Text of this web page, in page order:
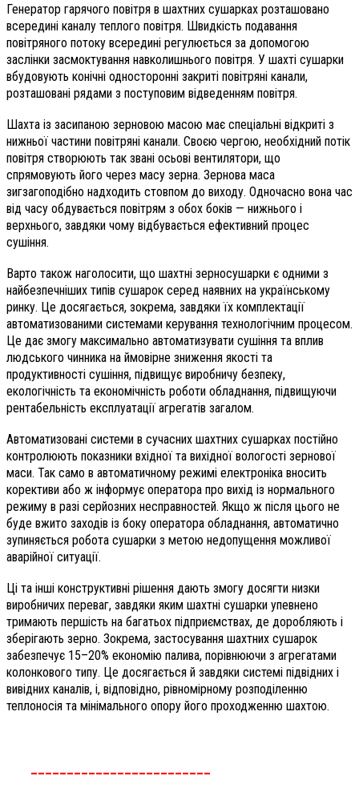
Генератор гарячого повітря в шахтних сушарках розташовано
всередині каналу теплого повітря. Швидкість подавання
повітряного потоку всередині регулюється за допомогою
заслінки засмоктування навколишнього повітря. У шахті сушарки
вбудовують конічні односторонні закриті повітряні канали,
розташовані рядами з поступовим відведенням повітря.
Шахта із засипаною зерновою масою має спеціальні відкриті з
нижньої частини повітряні канали. Своєю чергою, необхідний потік
повітря створюють так звані осьові вентилятори, що
спрямовують його через масу зерна. Зернова маса
зигзагоподібно надходить стовпом до виходу. Одночасно вона час
від часу обдувається повітрям з обох боків — нижнього і
верхнього, завдяки чому відбувається ефективний процес
сушіння.
Варто також наголосити, що шахтні зерносушарки є одними з
найбезпечніших типів сушарок серед наявних на українському
ринку. Це досягається, зокрема, завдяки їх комплектації
автоматизованими системами керування технологічним процесом.
Це дає змогу максимально автоматизувати сушіння та вплив
людського чинника на ймовірне зниження якості та
продуктивності сушіння, підвищує виробничу безпеку,
екологічність та економічність роботи обладнання, підвищуючи
рентабельність експлуатації агрегатів загалом.
Автоматизовані системи в сучасних шахтних сушарках постійно
контролюють показники вхідної та вихідної вологості зернової
маси. Так само в автоматичному режимі електроніка вносить
корективи або ж інформує оператора про вихід із нормального
режиму в разі серйозних несправностей. Якщо ж після цього не
буде вжито заходів із боку оператора обладнання, автоматично
зупиняється робота сушарки з метою недопущення можливої
аварійної ситуації.
Ці та інші конструктивні рішення дають змогу досягти низки
виробничих переваг, завдяки яким шахтні сушарки упевнено
тримають першість на багатьох підприємствах, де доробляють і
зберігають зерно. Зокрема, застосування шахтних сушарок
забезпечує 15–20% економію палива, порівнюючи з агрегатами
колонкового типу. Це досягається й завдяки системі підвідних і
вивідних каналів, і, відповідно, рівномірному розподіленню
теплоносія та мінімального опору його проходженню шахтою.
_________________________